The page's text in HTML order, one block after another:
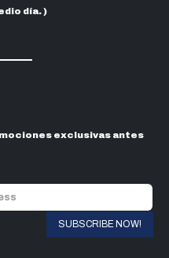
día. )
exclusivas antes